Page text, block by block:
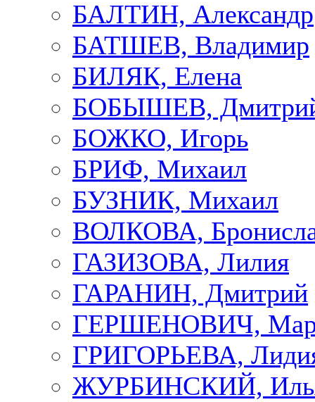
БАЛТИН, Александр
БАТШЕВ, Владимир
БИЛЯК, Елена
БОБЫШЕВ,
БОЖКО, Игорь
БРИФ, Михаил
БУЗНИК, Михаил
ВОЛКОВА,
ГАЗИЗОВА, Лилия
ГАРАНИН, Дмитрий
ГЕРШЕНОВИЧ,
ГРИГОРЬЕВА,
ЖУРБИНСКИЙ,